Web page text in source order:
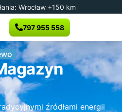
Wrocław +150 km
797 955 558
źródłami energii